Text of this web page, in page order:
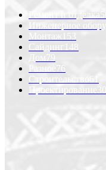
Ремонт и отделка
Инженерное
Монтаж
153
Сайдинг
148
79
Разное
76
Строительство
61
Проектирование